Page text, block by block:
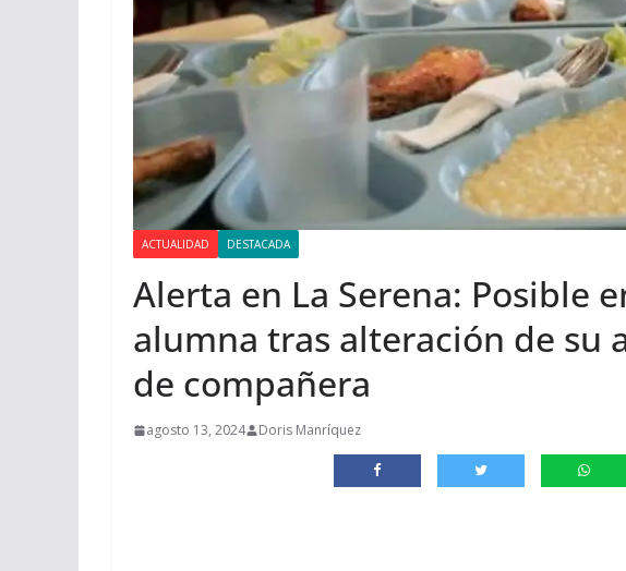
ACTUALIDAD DESTACADA
Alerta en La Serena: Posible
alumna tras alteración de su
de compañera
agosto 13, 2024 Doris Manríquez